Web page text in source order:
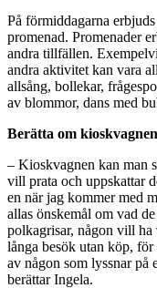
På förmiddagarna
promenad. Promenader
andra tillfällen.
andra aktivitet kan vara
allsång, bollekar,
av blommor, dans med
Berätta om
– Kioskvagnen kan man
vill prata och uppskattar
en när jag kommer med
allas önskemål om vad
polkagrisar, någon vill
långa besök utan köp,
av någon som lyssnar på
berättar Ingela.